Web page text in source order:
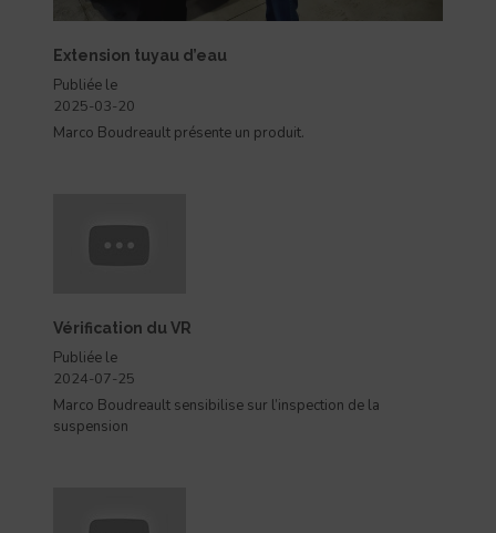
Extension tuyau d’eau
Publiée le
2025-03-20
Marco Boudreault présente un produit.
Vérification du VR
Publiée le
2024-07-25
Marco Boudreault sensibilise sur l’inspection de la
suspension